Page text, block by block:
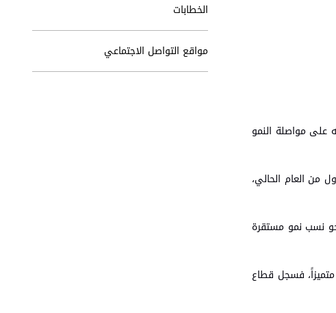
على مواصلة النمو
معدل نمو حقيقي بلغ 2.9 بالمئة خلال الربع الأول من العام الحالي،
نسب نمو مستقرة
متميزاً، فسجل قطاع
الخطابات
مواقع التواصل الاجتماعي